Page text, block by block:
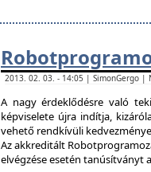
2013. 02. 03. - 14:05 | SimonGergo |
A nagy érdeklődésre való
képviselete újra indítja,
vehető rendkívüli
Az akkreditált
elvégzése esetén tanúsítványt